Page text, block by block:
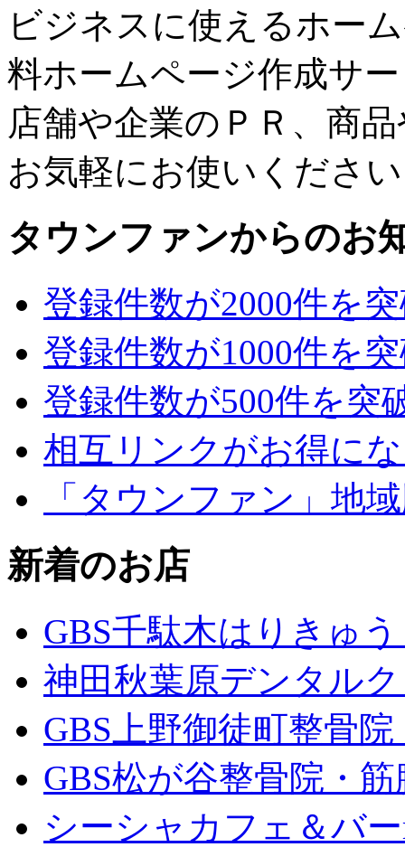
ビジネスに使えるホー
料ホームページ作成サ
店舗や企業のＰＲ、商
お気軽にお使いくださ
タウンファンからのお
登録件数が2000件を
登録件数が1000件を
登録件数が500件を突
相互リンクがお得に
「タウンファン」地
新着のお店
GBS千駄木はりきゅ
神田秋葉原デンタル
GBS上野御徒町整骨
GBS松が谷整骨院・
シーシャカフェ＆バ